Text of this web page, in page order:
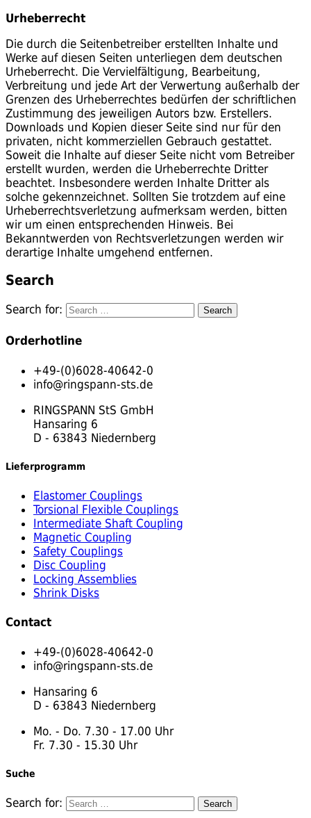
Urheberrecht
Die durch die Seitenbetreiber erstellten Inhalte und
Werke auf diesen Seiten unterliegen dem deutschen
Urheberrecht. Die Vervielfältigung, Bearbeitung,
Verbreitung und jede Art der Verwertung außerhalb der
Grenzen des Urheberrechtes bedürfen der schriftlichen
Zustimmung des jeweiligen Autors bzw. Erstellers.
Downloads und Kopien dieser Seite sind nur für den
privaten, nicht kommerziellen Gebrauch gestattet.
Soweit die Inhalte auf dieser Seite nicht vom Betreiber
erstellt wurden, werden die Urheberrechte Dritter
beachtet. Insbesondere werden Inhalte Dritter als
solche gekennzeichnet. Sollten Sie trotzdem auf eine
Urheberrechtsverletzung aufmerksam werden, bitten
wir um einen entsprechenden Hinweis. Bei
Bekanntwerden von Rechtsverletzungen werden wir
derartige Inhalte umgehend entfernen.
Search
Search for:
Orderhotline
+49-(0)6028-40642-0
info@ringspann-sts.de
RINGSPANN StS GmbH
Hansaring 6
D - 63843 Niedernberg
Lieferprogramm
Elastomer Couplings
Torsional Flexible Couplings
Intermediate Shaft Coupling
Magnetic Coupling
Safety Couplings
Disc Coupling
Locking Assemblies
Shrink Disks
Contact
+49-(0)6028-40642-0
info@ringspann-sts.de
Hansaring 6
D - 63843 Niedernberg
Mo. - Do. 7.30 - 17.00 Uhr
Fr. 7.30 - 15.30 Uhr
Suche
Search for: